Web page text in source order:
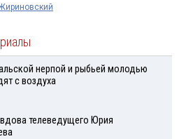
нерпой и рыбьей молодью
с воздуха
телеведущего Юрия